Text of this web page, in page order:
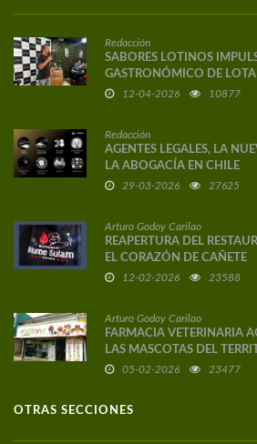
Redacción
SABORES LOTINOS
GASTRONÓMICO DE
DE AUTOR
12-04-2026 10877
Redacción
AGENTES LEGALES, LA
LA ABOGACÍA EN CHILE
29-03-2026 27625
Arturo Godoy Carilao
REAPERTURA DEL
EL CORAZÓN DE CAÑETE
12-02-2026 23588
Arturo Godoy Carilao
FARMACIA VETERINARIA
LAS MASCOTAS DEL
05-02-2026 23477
OTRAS SECCIONES